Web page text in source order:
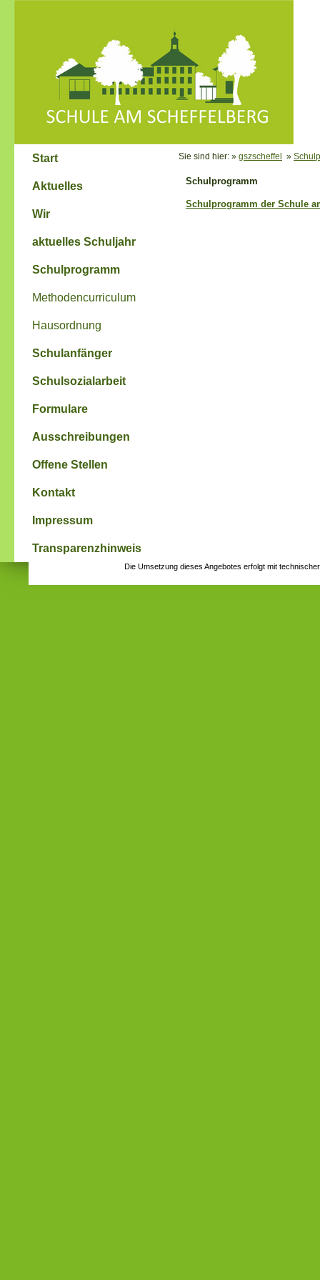
Start
Aktuelles
Wir
aktuelles Schuljahr
Schulprogramm
Methodencurriculum
Hausordnung
Schulanfänger
Schulsozialarbeit
Formulare
Ausschreibungen
Offene Stellen
Kontakt
Impressum
Transparenzhinweis
Sie sind hier: » gszscheffel »
Schulprogramm
Schulprogramm der Schule
Die Umsetzung dieses Angebotes erfolgt mit